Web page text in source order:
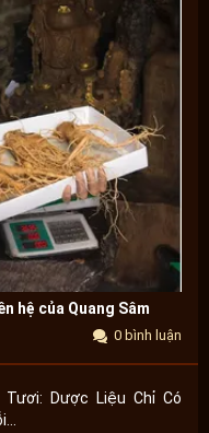
hệ của Quang Sâm
0 bình luận
Dược Liệu Chỉ Có